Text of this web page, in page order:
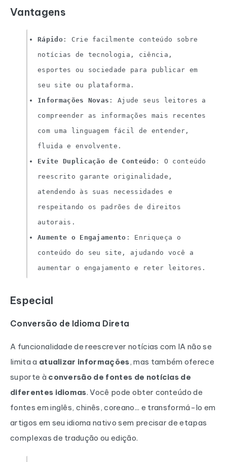
Vantagens
Rápido: Crie facilmente conteúdo sobre
notícias de tecnologia, ciência,
esportes ou sociedade para publicar em
seu site ou plataforma.
Informações Novas : Ajude seus leitores a
compreender as informações mais recentes
com uma linguagem fácil de entender,
fluida e envolvente.
Evite Duplicação de Conteúdo: O conteúdo
reescrito garante originalidade,
atendendo às suas necessidades e
respeitando os padrões de direitos
autorais.
Aumente o Engajamento : Enriqueça o
conteúdo do seu site, ajudando você a
aumentar o engajamento e reter leitores.
Especial
Conversão de Idioma Direta
A funcionalidade de reescrever notícias com IA não se
limita a atualizar informações, mas também oferece
suporte à conversão de fontes de notícias de
diferentes idiomas. Você pode obter conteúdo de
fontes em inglês, chinês, coreano... e transformá-lo em
artigos em seu idioma nativo sem precisar de etapas
complexas de tradução ou edição.